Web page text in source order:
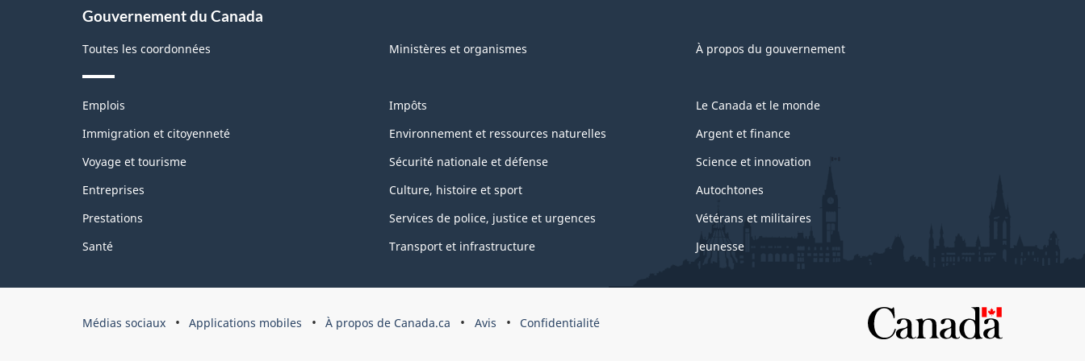
Gouvernement du Canada
Toutes les coordonnées Ministères et organismes À propos du gouvernement
Thèmes
sujets
Emplois
Immigration et citoyenneté
Voyage et tourisme
Entreprises
Prestations
Santé
Impôts
Environnement et ressources naturelles
Sécurité nationale et défense
Culture, histoire et sport
Services de police, justice et urgences
Transport et infrastructure
Le Canada et le monde
Argent et finance
Science et innovation
Autochtones
Vétérans et militaires
Jeunesse
Organisation
Médias sociaux Applications mobiles À propos de Canada.ca Avis Confidentialité